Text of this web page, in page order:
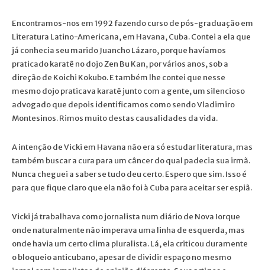
Encontramos-nos em 1992 fazendo curso de pós-graduação em
Literatura Latino-Americana, em Havana, Cuba. Contei a ela que
já conhecia seu marido Juancho Lázaro, porque havíamos
praticado karatê no dojo Zen Bu Kan, por vários anos, sob a
direção de Koichi Kokubo. E também lhe contei que nesse
mesmo dojo praticava karatê junto com a gente, um silencioso
advogado que depois identificamos como sendo Vladimiro
Montesinos. Rimos muito destas causalidades da vida.
A intenção de Vicki em Havana não era só estudar literatura, mas
também buscar a cura para um câncer do qual padecia sua irmã.
Nunca cheguei a saber se tudo deu certo. Espero que sim. Isso é
para que fique claro que ela não foi à Cuba para aceitar ser espiã.
Vicki já trabalhava como jornalista num diário de Nova Iorque
onde naturalmente não imperava uma linha de esquerda, mas
onde havia um certo clima pluralista. Lá, ela criticou duramente
o bloqueio anticubano, apesar de dividir espaço no mesmo